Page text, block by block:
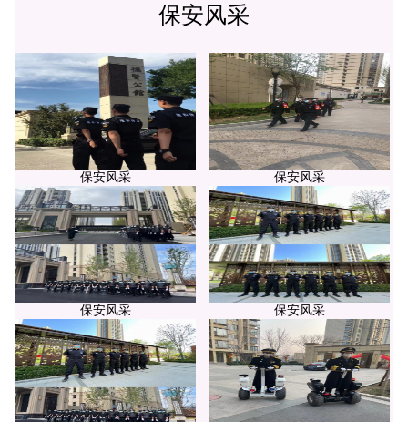
保安风采
保安风采 保安风采
保安风采 保安风采